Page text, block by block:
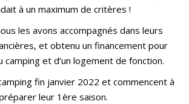
à un maximum de critères !
les avons accompagnés dans leurs
et obtenu un financement pour
camping et d’un logement de fonction.
fin janvier 2022 et commencent à
leur 1ère saison.